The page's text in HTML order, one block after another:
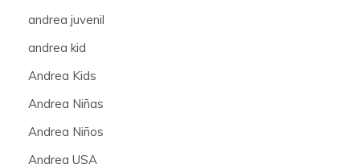
andrea juvenil
andrea kid
Andrea Kids
Andrea Niñas
Andrea Niños
Andrea USA